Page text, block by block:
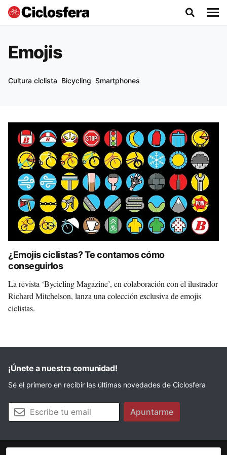
Emojis
Cultura ciclista Bicycling Smartphones
¿Emojis ciclistas? Te contamos cómo
conseguirlos
La revista ‘Bycicling Magazine’, en colaboración con el ilustrador
Richard Mitchelson, lanza una colección exclusiva de emojis
ciclistas.
¡Únete a nuestra comunidad!
Sé el primero en recibir las últimas novedades de Ciclosfera
Tu email Apuntarme